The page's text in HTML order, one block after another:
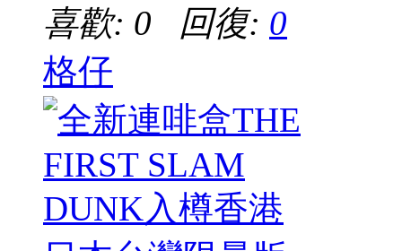
喜歡: 0 回復: 0
格仔